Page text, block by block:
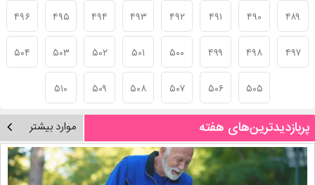
۴۸۹ ۴۹۰ ۴۹۱ ۴۹۲ ۴۹۳ ۴۹۴ ۴۹۵ ۴۹۶
۴۹۷ ۴۹۸ ۴۹۹ ۵۰۰ ۵۰۱ ۵۰۲ ۵۰۳ ۵۰۴
۵۰۵ ۵۰۶ ۵۰۷ ۵۰۸ ۵۰۹ ۵۱۰
پربازدیدترین‌های هفته موارد بیشتر